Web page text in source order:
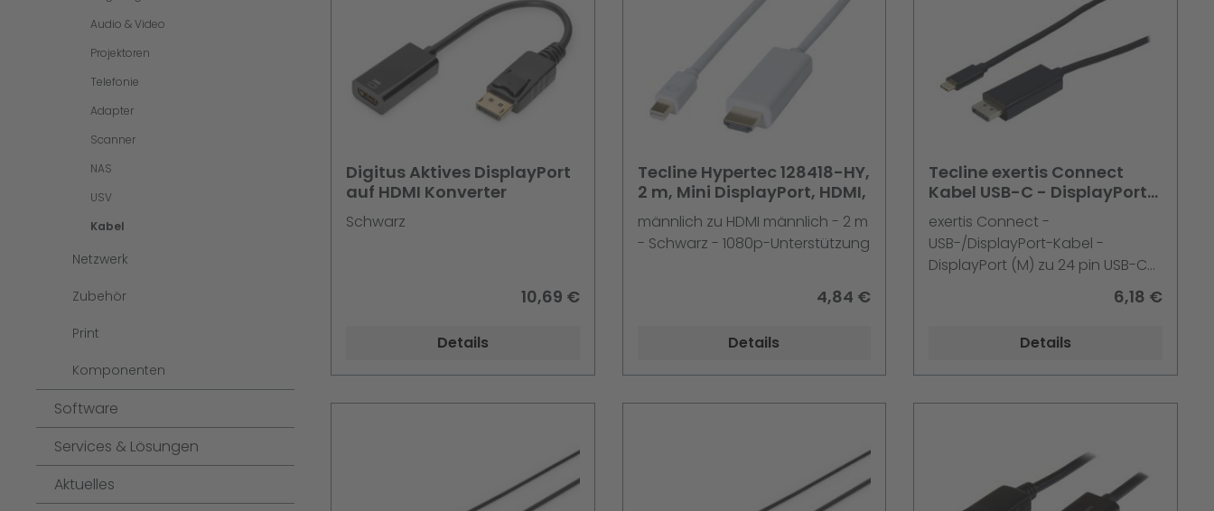
Audio & Video
Projektoren
Telefonie
Adapter
Scanner
NAS
USV
Kabel
Netzwerk
Zubehör
Print
Komponenten
Software
Services & Lösungen
Aktuelles
Digitus Aktives DisplayPort
auf HDMI Konverter
Schwarz
10,69 €
Details
Tecline Hypertec 128418-HY,
2 m, Mini DisplayPort, HDMI,
männlich zu HDMI männlich - 2 m
- Schwarz - 1080p-Unterstützung
4,84 €
Details
Tecline exertis Connect
Kabel USB-C - DisplayPort
(M) 2m schwarz
exertis Connect -
USB-/DisplayPort-Kabel -
DisplayPort (M) zu 24 pin USB-C
(M) - DisplayPort 1.4 - 2 m - 8K
Unterstützung, DP Alt Modus-
6,18 €
Details